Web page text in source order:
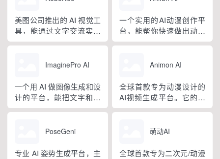
题，适合各个年龄段的人
群。
频。
美图公司推出的 AI 视觉工
具，能通过文字交流实现
修图、设计、视频处理
具”智能体。
一个实用的AI动漫创作平
台，能帮你快速做出动漫
图、漫画和视频。它提供
生成器、在线漫画制作器
ImaginePro AI
一个用 AI 做图像生成和设
计的平台，能把文字和图
片变成高质量的视觉效
调整创意、生成高质量图
景、给图像加文字等工
Animon AI
全球首款专为动漫设计的
AI视频生成平台。它的特
点是“上传一张插画，加上
能生成一段动漫视频”，适
分镜或者做宣传视频这些
PoseGeni
专业 AI 姿势生成平台，主
萌动AI
全球首款专为二次元/动漫